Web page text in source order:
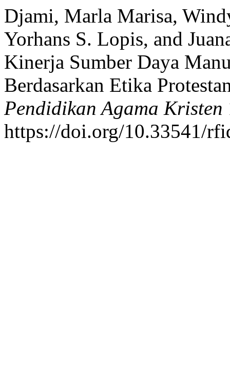
Djami, Marla Marisa,
Yorhans S. Lopis, and
Kinerja Sumber Daya
Berdasarkan Etika
Pendidikan Agama Kristen
https://doi.org/10.33541/